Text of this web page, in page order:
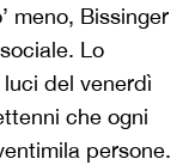
meno, Bissinger
Lo
del venerdì
che ogni
persone.